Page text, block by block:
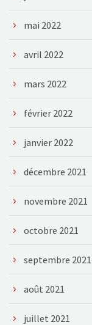
mai 2022
avril 2022
mars 2022
février 2022
janvier 2022
décembre 2021
novembre 2021
octobre 2021
septembre 2021
août 2021
juillet 2021